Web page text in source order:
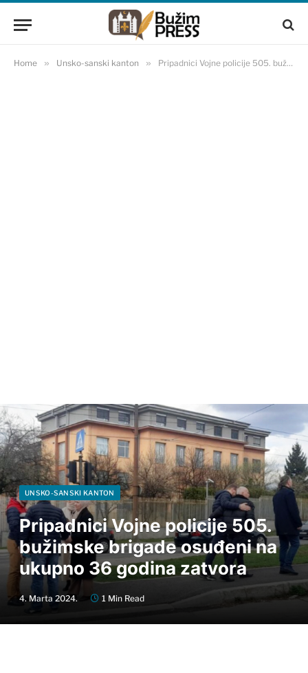
Home » Unsko-sanski kanton » Pripadnici Vojne policije 505. bužimske brigade osuđeni na ukupno 36 godina zatvora
UNSKO-SANSKI KANTON
Pripadnici Vojne policije 505.
bužimske brigade osuđeni na
ukupno 36 godina zatvora
4. Marta 2024. 1 Min Read